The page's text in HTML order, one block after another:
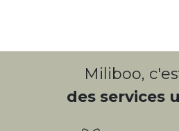
Miliboo,
des services